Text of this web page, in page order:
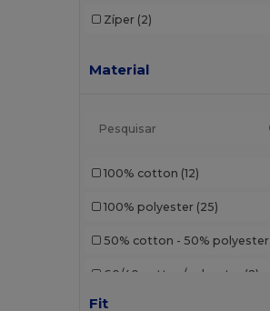
Zíper (2)
Material
100% cotton (12)
100% polyester (25)
50% cotton - 50% polyester
60/40 cotton/polyester (2)
65% polyester/35% cotton
Fit